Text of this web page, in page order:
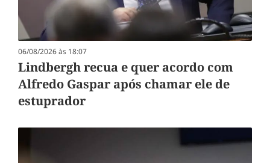
06/08/2026 às 18:07
Lindbergh recua e quer acordo com
Alfredo Gaspar após chamar ele de
estuprador